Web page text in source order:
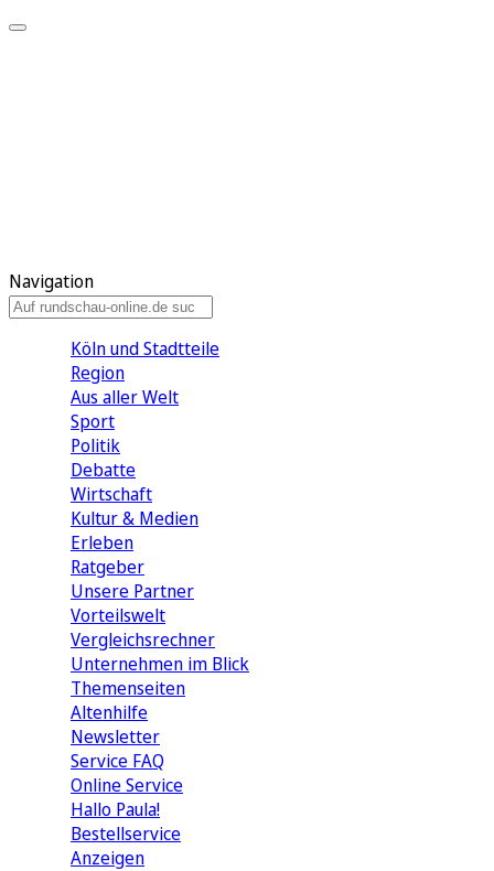
Navigation
Köln und Stadtteile
Region
Aus aller Welt
Sport
Politik
Debatte
Wirtschaft
Kultur & Medien
Erleben
Ratgeber
Unsere Partner
Vorteilswelt
Vergleichsrechner
Unternehmen im Blick
Themenseiten
Altenhilfe
Newsletter
Service FAQ
Online Service
Hallo Paula!
Bestellservice
Anzeigen